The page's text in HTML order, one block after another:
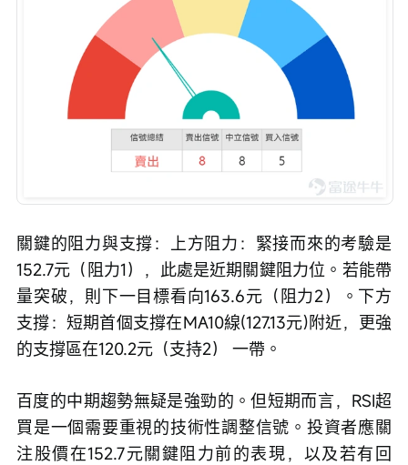
關鍵的阻力與支撐：上方阻力：緊接而來的考驗是
152.7元（阻力1），此處是近期關鍵阻力位。若能帶
量突破，則下一目標看向163.6元（阻力2）。下方
支撐：短期首個支撐在MA10線(127.13元)附近，更強
的支撐區在120.2元（支持2） 一帶。
百度的中期趨勢無疑是強勁的。但短期而言，RSI超
買是一個需要重視的技術性調整信號。投資者應關
注股價在152.7元關鍵阻力前的表現，以及若有回